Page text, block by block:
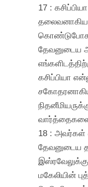
17 :
தலைவனாகிய
கொண்டுபோக
தேவனுடைய
கசிப்பியா
18 : அவர்கள்
தேவனுடைய
மகேலியின்